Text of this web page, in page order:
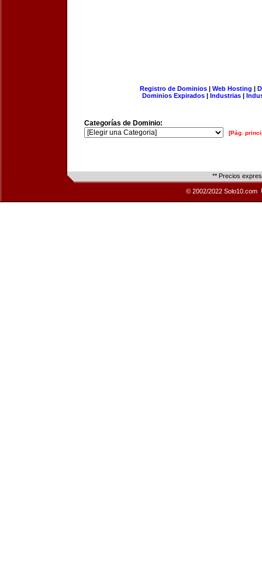
Registro de Dominios| Web Hosting |
Dominios Expirados | Industrias |
Categorías de Dominio:
[Pág.
** Precios
© 2002/2022 Solo10.com